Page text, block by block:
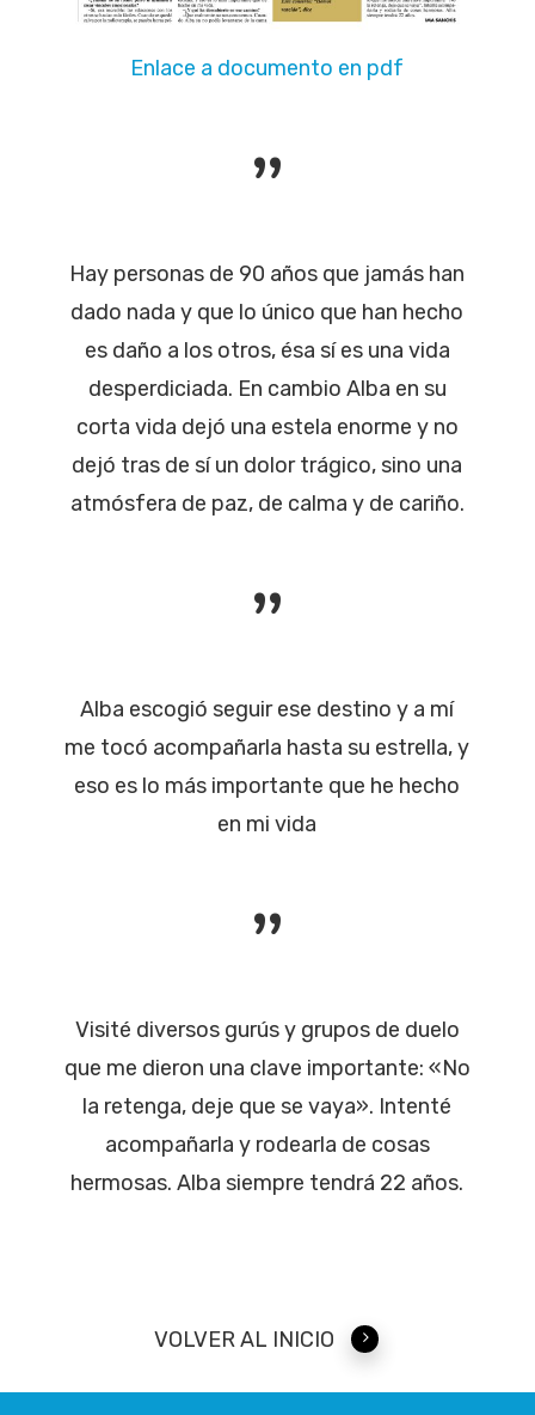
Enlace a documento en pdf
”
Hay personas de 90 años que jamás han
dado nada y que lo único que han hecho
es daño a los otros, ésa sí es una vida
desperdiciada. En cambio Alba en su
corta vida dejó una estela enorme y no
dejó tras de sí un dolor trágico, sino una
atmósfera de paz, de calma y de cariño.
”
Alba escogió seguir ese destino y a mí
me tocó acompañarla hasta su estrella, y
eso es lo más importante que he hecho
en mi vida
”
Visité diversos gurús y grupos de duelo
que me dieron una clave importante: «No
la retenga, deje que se vaya». Intenté
acompañarla y rodearla de cosas
hermosas. Alba siempre tendrá 22 años.
VOLVER AL INICIO